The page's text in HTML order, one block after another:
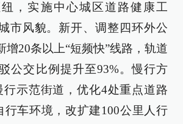
，实施中心城区道路健康工
市风貌。新开、调整四环外公
增20条以上“短频快”线路，轨道
公交比例提升至93%。慢行方
示范街道，优化4处重点道路
行车环境，改扩建100公里人行